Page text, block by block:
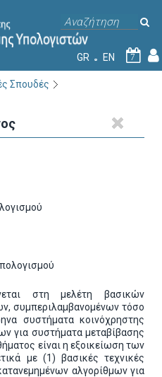
GR EN 7
Σπουδές
στη μελέτη βασικών
συμπεριλαμβανομένων τόσο
συστήματα κοινόχρηστης
για συστήματα μεταβίβασης
είναι η εξοικείωση των
με (1) βασικές τεχνικές
αλγορίθμων για